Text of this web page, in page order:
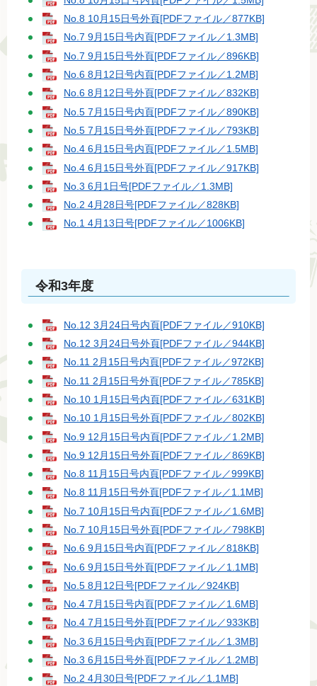
No.8 10月15日号外頁[PDFファイル／877KB]
No.7 9月15日号内頁[PDFファイル／1.3MB]
No.7 9月15日号外頁[PDFファイル／896KB]
No.6 8月12日号内頁[PDFファイル／1.2MB]
No.6 8月12日号外頁[PDFファイル／832KB]
No.5 7月15日号内頁[PDFファイル／890KB]
No.5 7月15日号外頁[PDFファイル／793KB]
No.4 6月15日号内頁[PDFファイル／1.5MB]
No.4 6月15日号外頁[PDFファイル／917KB]
No.3 6月1日号[PDFファイル／1.3MB]
No.2 4月28日号[PDFファイル／828KB]
No.1 4月13日号[PDFファイル／1006KB]
令和3年度
No.12 3月24日号内頁[PDFファイル／910KB]
No.12 3月24日号外頁[PDFファイル／944KB]
No.11 2月15日号内頁[PDFファイル／972KB]
No.11 2月15日号外頁[PDFファイル／785KB]
No.10 1月15日号内頁[PDFファイル／631KB]
No.10 1月15日号外頁[PDFファイル／802KB]
No.9 12月15日号内頁[PDFファイル／1.2MB]
No.9 12月15日号外頁[PDFファイル／869KB]
No.8 11月15日号内頁[PDFファイル／999KB]
No.8 11月15日号外頁[PDFファイル／1.1MB]
No.7 10月15日号内頁[PDFファイル／1.6MB]
No.7 10月15日号外頁[PDFファイル／798KB]
No.6 9月15日号内頁[PDFファイル／818KB]
No.6 9月15日号外頁[PDFファイル／1.1MB]
No.5 8月12日号[PDFファイル／924KB]
No.4 7月15日号内頁[PDFファイル／1.6MB]
No.4 7月15日号外頁[PDFファイル／933KB]
No.3 6月15日号内頁[PDFファイル／1.3MB]
No.3 6月15日号外頁[PDFファイル／1.2MB]
No.2 4月30日号[PDFファイル／1.1MB]